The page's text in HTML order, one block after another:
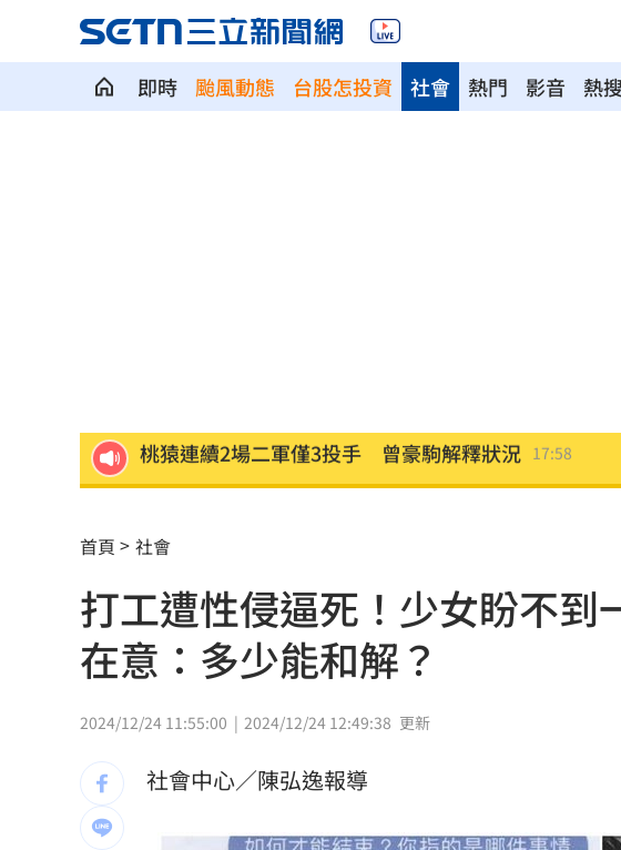
即時 颱風動態 台股怎投資 熱門 影音 熱搜
社會
外資狂賣407億！這檔連23買再掃2.2萬張 17:57
55歲女領隊攀八大秀失聯2天 家屬急尋
鍾年晃怒批蔣萬安：你這四年是「偷來的」 17:52
美對多晶矽加徵關稅 政院：評估影響有限
律師詐1.1億偷渡4天才發現 狡詐手法曝光
不是群聯！ 記憶體它靠這技術目標價破千
首頁 社會
打工遭性侵逼死！少女盼不
在意：多少能和解？
2024/12/24 11:55:00 2024/12/24 12:49:38 更新
社會中心／陳弘逸報導